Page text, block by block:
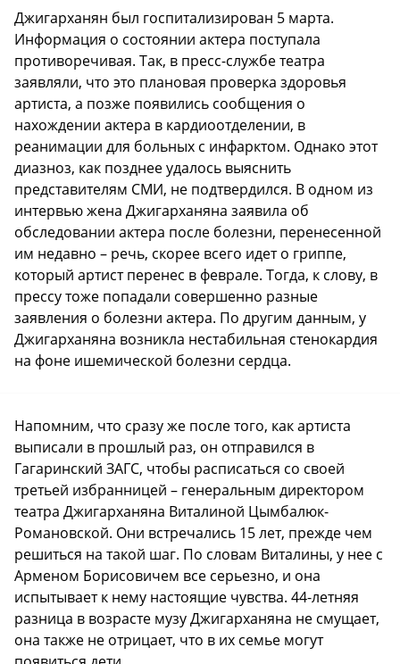
Джигарханян был госпитализирован 5 марта.
Информация о состоянии актера поступала
противоречивая. Так, в пресс-службе театра
заявляли, что это плановая проверка здоровья
артиста, а позже появились сообщения о
нахождении актера в кардиоотделении, в
реанимации для больных с инфарктом. Однако этот
диазноз, как позднее удалось выяснить
представителям СМИ, не подтвердился. В одном из
интервью жена Джигарханяна заявила об
обследовании актера после болезни, перенесенной
им недавно – речь, скорее всего идет о гриппе,
который артист перенес в феврале. Тогда, к слову, в
прессу тоже попадали совершенно разные
заявления о болезни актера. По другим данным, у
Джигарханяна возникла нестабильная стенокардия
на фоне ишемической болезни сердца.
Напомним, что сразу же после того, как артиста
выписали в прошлый раз, он отправился в
Гагаринский ЗАГС, чтобы расписаться со своей
третьей избранницей – генеральным директором
театра Джигарханяна Виталиной Цымбалюк-
Романовской. Они встречались 15 лет, прежде чем
решиться на такой шаг. По словам Виталины, у нее с
Арменом Борисовичем все серьезно, и она
испытывает к нему настоящие чувства. 44-летняя
разница в возрасте музу Джигарханяна не смущает,
она также не отрицает, что в их семье могут